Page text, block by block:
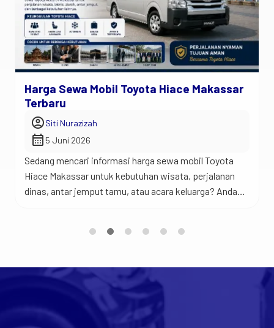
Harga Sewa Mobil Toyota Hiace Makassar
Terbaru
account_circleSiti Nurazizah
calendar_month 5 Juni 2026
Sedang mencari informasi harga sewa mobil Toyota
Hiace Makassar untuk kebutuhan wisata, perjalanan
dinas, antar jemput tamu, atau acara keluarga? Anda
perjalanan rombongan karena menawarkan kabin yang
kenyamanan yang sulit ditandingi mobil keluarga biasa.